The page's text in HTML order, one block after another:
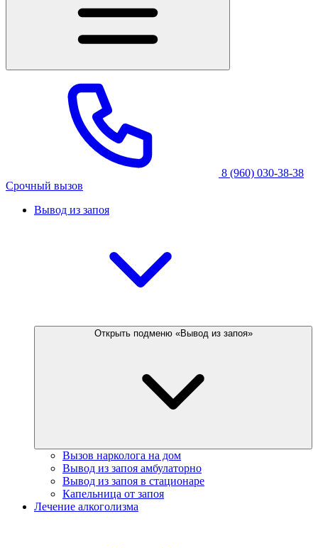
8 (960) 030-38-38
Срочный вызов
Вывод из запоя
Открыть подменю «Вывод из запоя»
Вызов нарколога на дом
Вывод из запоя амбулаторно
Вывод из запоя в стационаре
Капельница от запоя
Лечение алкоголизма